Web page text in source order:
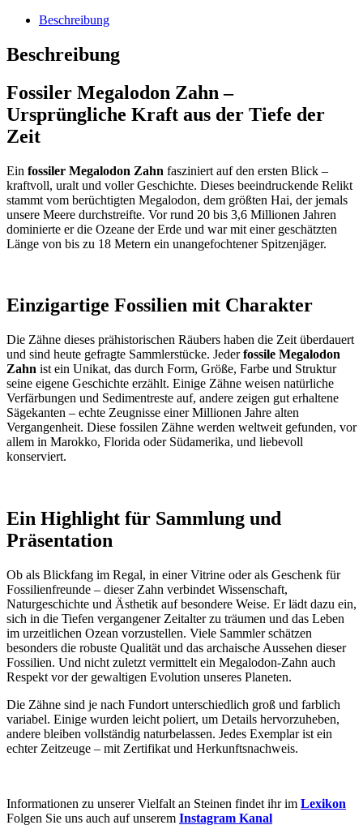
Beschreibung
Beschreibung
Fossiler Megalodon Zahn –
Ursprüngliche Kraft aus der Tiefe der
Zeit
Ein fossiler Megalodon Zahn fasziniert auf den ersten Blick –
kraftvoll, uralt und voller Geschichte. Dieses beeindruckende Relikt
stammt vom berüchtigten Megalodon, dem größten Hai, der jemals
unsere Meere durchstreifte. Vor rund 20 bis 3,6 Millionen Jahren
dominierte er die Ozeane der Erde und war mit einer geschätzten
Länge von bis zu 18 Metern ein unangefochtener Spitzenjäger.
Einzigartige Fossilien mit Charakter
Die Zähne dieses prähistorischen Räubers haben die Zeit überdauert
und sind heute gefragte Sammlerstücke. Jederfossile Megalodon
Zahn ist ein Unikat, das durch Form, Größe, Farbe und Struktur
seine eigene Geschichte erzählt. Einige Zähne weisen natürliche
Verfärbungen und Sedimentreste auf, andere zeigen gut erhaltene
Sägekanten – echte Zeugnisse einer Millionen Jahre alten
Vergangenheit. Diese fossilen Zähne werden weltweit gefunden, vor
allem in Marokko, Florida oder Südamerika, und liebevoll
konserviert.
Ein Highlight für Sammlung und
Präsentation
Ob als Blickfang im Regal, in einer Vitrine oder als Geschenk für
Fossilienfreunde – dieser Zahn verbindet Wissenschaft,
Naturgeschichte und Ästhetik auf besondere Weise. Er lädt dazu ein,
sich in die Tiefen vergangener Zeitalter zu träumen und das Leben
im urzeitlichen Ozean vorzustellen. Viele Sammler schätzen
besonders die robuste Qualität und das archaische Aussehen dieser
Fossilien. Und nicht zuletzt vermittelt ein Megalodon-Zahn auch
Respekt vor der gewaltigen Evolution unseres Planeten.
Die Zähne sind je nach Fundort unterschiedlich groß und farblich
variabel. Einige wurden leicht poliert, um Details hervorzuheben,
andere bleiben vollständig naturbelassen. Jedes Exemplar ist ein
echter Zeitzeuge – mit Zertifikat und Herkunftsnachweis.
Informationen zu unserer Vielfalt an Steinen findet ihr im Lexikon
Folgen Sie uns auch auf unserem Instagram Kanal